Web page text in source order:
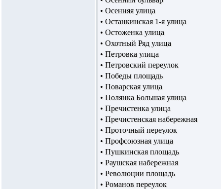
• Осенняя улица
• Останкинская 1-я улица
• Остоженка улица
• Охотный Ряд улица
• Петровка улица
• Петровский переулок
• Победы площадь
• Поварская улица
• Полянка Большая улица
• Пречистенка улица
• Пречистенская набережная
• Проточный переулок
• Профсоюзная улица
• Пушкинская площадь
• Раушская набережная
• Революции площадь
• Романов переулок